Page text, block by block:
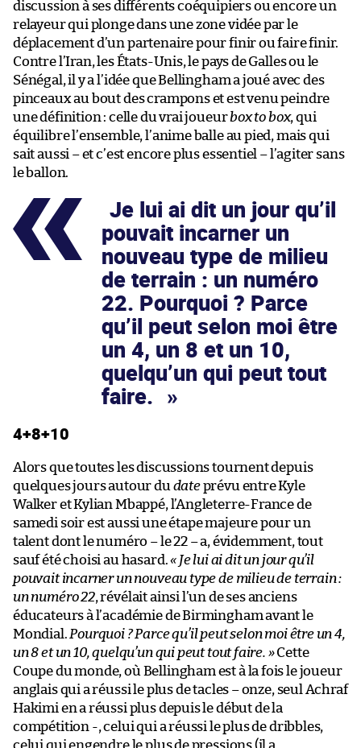
discussion à ses différents coéquipiers ou encore un
relayeur qui plonge dans une zone vidée par le
déplacement d’un partenaire pour finir ou faire finir.
Contre l’Iran, les États-Unis, le pays de Galles ou le
Sénégal, il y a l’idée que Bellingham a joué avec des
pinceaux au bout des crampons et est venu peindre
une définition : celle du vrai joueurbox to box, qui
équilibre l’ensemble, l’anime balle au pied, mais qui
sait aussi – et c’est encore plus essentiel – l’agiter sans
le ballon.
Je lui ai dit un jour qu’il
pouvait incarner un
nouveau type de milieu
de terrain : un numéro
22. Pourquoi ? Parce
qu’il peut selon moi être
un 4, un 8 et un 10,
quelqu’un qui peut tout
faire.
4+8+10
Alors que toutes les discussions tournent depuis
quelques jours autour du dateprévu entre Kyle
Walker et Kylian Mbappé, l’Angleterre-France de
samedi soir est aussi une étape majeure pour un
talent dont le numéro – le 22 – a, évidemment, tout
sauf été choisi au hasard.« Je lui ai dit un jour qu’il
pouvait incarner un nouveau type de milieu de terrain :
un numéro 22, révélait ainsi l’un de ses anciens
éducateurs à l’académie de Birmingham avant le
Mondial. Pourquoi ? Parce qu’il peut selon moi être un 4,
un 8 et un 10, quelqu’un qui peut tout faire. »Cette
Coupe du monde, où Bellingham est à la fois le joueur
anglais qui a réussi le plus de tacles – onze, seul Achraf
Hakimi en a réussi plus depuis le début de la
compétition -, celui qui a réussi le plus de dribbles,
celui qui engendre le plus de pressions (il a